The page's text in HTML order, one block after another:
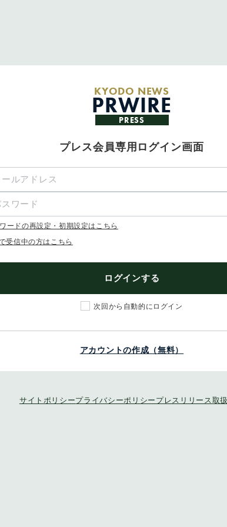
KYODO NEWS
PRWIRE
PRESS
プレス会員専用ログイン画面
ードの再設定・初期設定はこちら
受信中の方はこちら
ログインする
次回から自動的にログイン
アカウントの作成（無料）
サイトポリシープライバシーポリシー プレスリリース取